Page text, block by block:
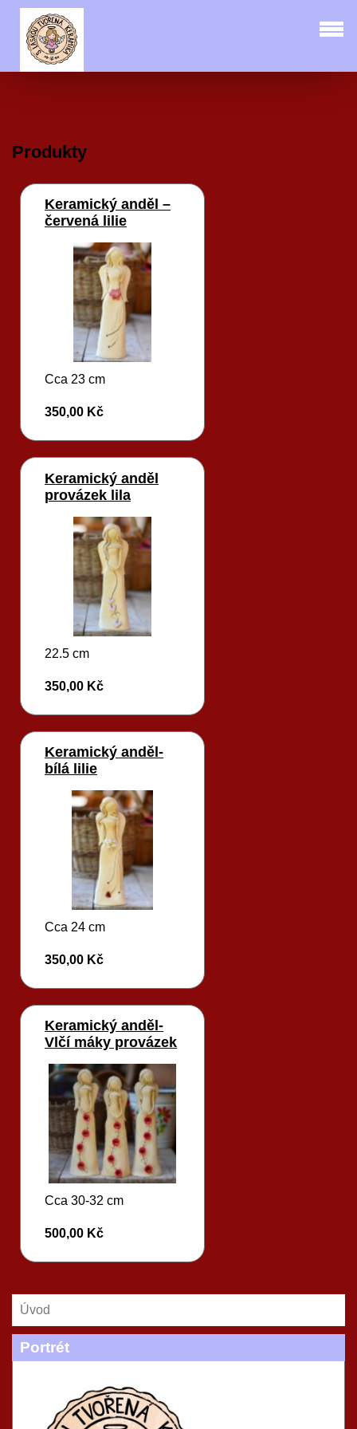
Produkty
Keramický anděl –
červená lilie
Cca 23 cm
350,00 Kč
Keramický anděl
provázek lila
22.5 cm
350,00 Kč
Keramický anděl-
bílá lilie
Cca 24 cm
350,00 Kč
Keramický anděl-
Vlčí máky provázek
Cca 30-32 cm
500,00 Kč
Úvod
Portrét